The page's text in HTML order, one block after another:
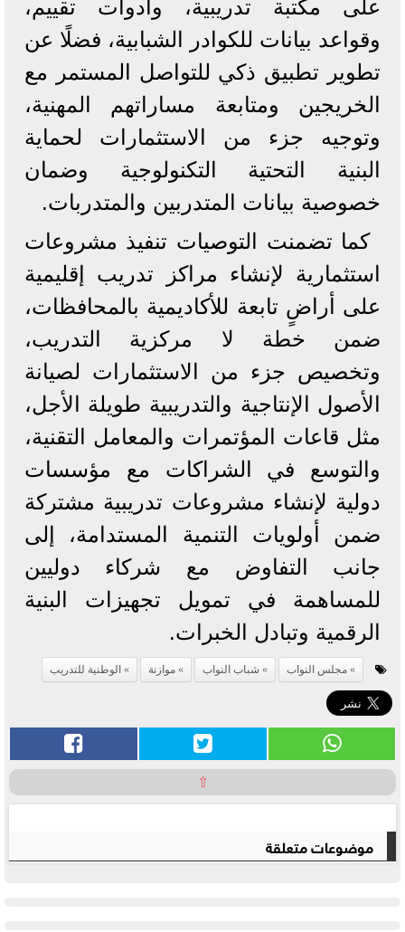
على مكتبة تدريبية، وأدوات تقييم،
وقواعد بيانات للكوادر الشبابية، فضلًا عن
تطوير تطبيق ذكي للتواصل المستمر مع
الخريجين ومتابعة مساراتهم المهنية،
وتوجيه جزء من الاستثمارات لحماية
البنية التحتية التكنولوجية وضمان
خصوصية بيانات المتدربين والمتدربات.
كما تضمنت التوصيات تنفيذ مشروعات
استثمارية لإنشاء مراكز تدريب إقليمية
على أراضٍ تابعة للأكاديمية بالمحافظات،
ضمن خطة لا مركزية التدريب،
وتخصيص جزء من الاستثمارات لصيانة
الأصول الإنتاجية والتدريبية طويلة الأجل،
مثل قاعات المؤتمرات والمعامل التقنية،
والتوسع في الشراكات مع مؤسسات
دولية لإنشاء مشروعات تدريبية مشتركة
ضمن أولويات التنمية المستدامة، إلى
جانب التفاوض مع شركاء دوليين
للمساهمة في تمويل تجهيزات البنية
الرقمية وتبادل الخبرات.
مجلس النواب شباب النواب موازنة الوطنية للتدريب
⇧
موضوعات متعلقة